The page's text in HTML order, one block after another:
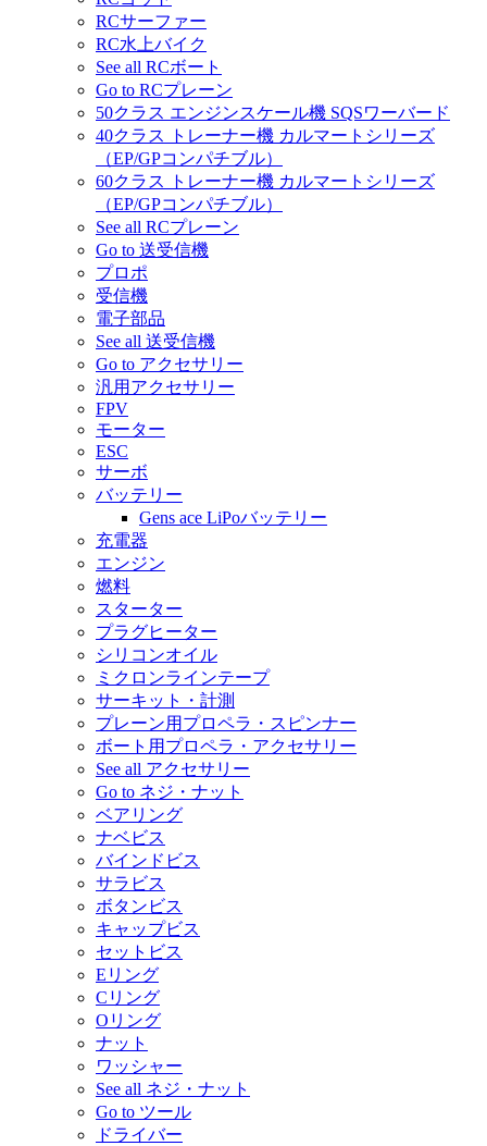
RCサーファー
RC水上バイク
See all RCボート
Go to RCプレーン
50クラス エンジンスケール機 SQSワーバード
40クラス トレーナー機 カルマートシリーズ
（EP/GPコンパチブル）
60クラス トレーナー機 カルマートシリーズ
（EP/GPコンパチブル）
See all RCプレーン
Go to 送受信機
プロポ
受信機
電子部品
See all 送受信機
Go to アクセサリー
汎用アクセサリー
FPV
モーター
ESC
サーボ
バッテリー
Gens ace LiPoバッテリー
充電器
エンジン
燃料
スターター
プラグヒーター
シリコンオイル
ミクロンラインテープ
サーキット・計測
プレーン用プロペラ・スピンナー
ボート用プロペラ・アクセサリー
See all アクセサリー
Go to ネジ・ナット
ベアリング
ナベビス
バインドビス
サラビス
ボタンビス
キャップビス
セットビス
Eリング
Cリング
Oリング
ナット
ワッシャー
See all ネジ・ナット
Go to ツール
ドライバー